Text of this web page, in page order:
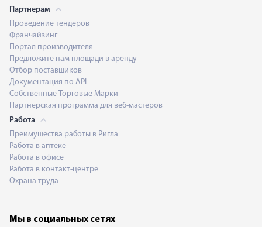
Партнерам
Проведение тендеров
Франчайзинг
Портал производителя
Предложите нам площади в аренду
Отбор поставщиков
Документация по API
Собственные Торговые Марки
Партнерская программа для веб-мастеров
Работа
Преимущества работы в Ригла
Работа в аптеке
Работа в офисе
Работа в контакт-центре
Охрана труда
Мы в социальных сетях